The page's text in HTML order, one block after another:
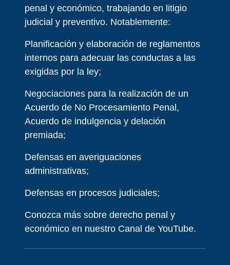
penal y económico, trabajando en litigio
judicial y preventivo. Notablemente:
Planificación y elaboración de reglamentos
internos para adecuar las conductas a las
exigidas por la ley;
Negociaciones para la realización de un
Acuerdo de No Procesamiento Penal,
Acuerdo de indulgencia y delación
premiada;
Defensas en averiguaciones
administrativas;
Defensas en procesos judiciales;
Conozca más sobre derecho penal y
económico en nuestro Canal de YouTube.